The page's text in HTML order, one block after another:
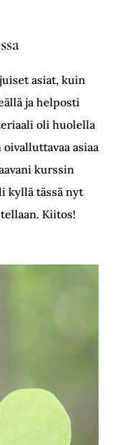
asiat, kuin
ja helposti
oli huolella
asiaa
kurssin
kyllä tässä nyt
Kiitos!